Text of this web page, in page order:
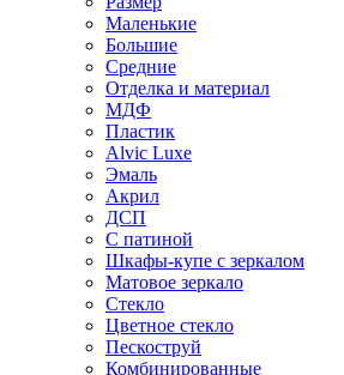
Маленькие
Большие
Средние
Отделка и материал
МДФ
Пластик
Alvic Luxe
Эмаль
Акрил
ДСП
С патиной
Шкафы-купе с зеркалом
Матовое зеркало
Стекло
Цветное стекло
Пескоструй
Комбинированные